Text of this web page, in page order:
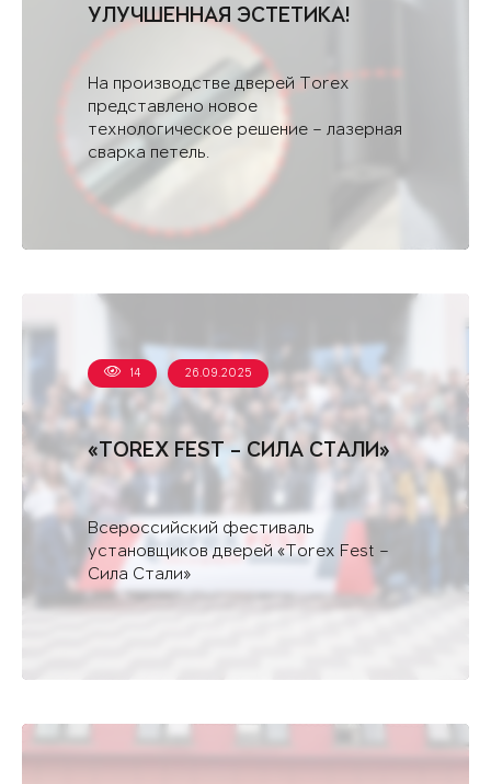
УЛУЧШЕННАЯ ЭСТЕТИКА!
На производстве дверей Torex
представлено новое
технологическое решение – лазерная
сварка петель.
«TOREX FEST – СИЛА СТАЛИ»
14 26.09.2025
Всероссийский фестиваль
установщиков дверей «Torex Fest –
Сила Стали»